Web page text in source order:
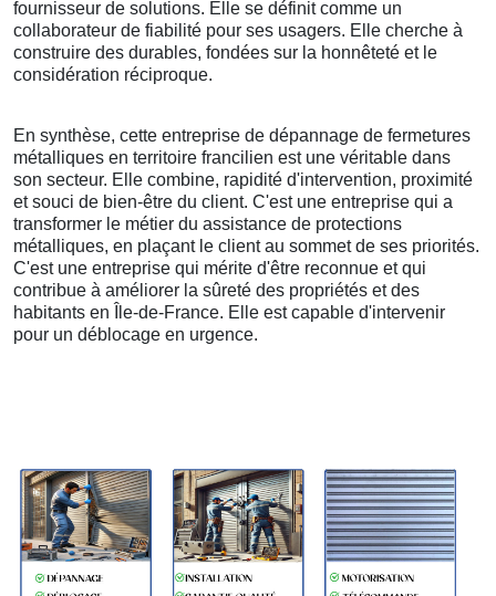
fournisseur de solutions. Elle se définit comme un
collaborateur de fiabilité pour ses usagers. Elle cherche à
construire des durables, fondées sur la honnêteté et le
considération réciproque.
En synthèse, cette entreprise de dépannage de fermetures
métalliques en territoire francilien est une véritable dans
son secteur. Elle combine, rapidité d'intervention, proximité
et souci de bien-être du client. C'est une entreprise qui a
transformer le métier du assistance de protections
métalliques, en plaçant le client au sommet de ses priorités.
C'est une entreprise qui mérite d'être reconnue et qui
contribue à améliorer la sûreté des propriétés et des
habitants en Île-de-France. Elle est capable d'intervenir
pour un déblocage en urgence.